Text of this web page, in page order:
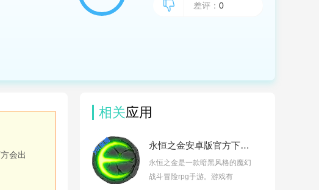
差评： 0
会出
相关应用
永恒之金安卓版官方下载安装(Eternium)v1.46.60
永恒之金是一款暗黑风格的魔幻
战斗冒险rpg手游。游戏有